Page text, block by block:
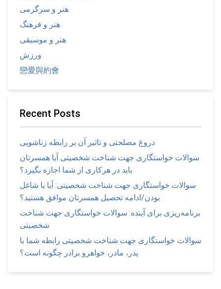
هنر و سرگرمی
هنر و فرهنگ
هنر و موسیقی
ورزش
戀愛與約會
Recent Posts
دروغ مصلحتی و تاثیر آن بر رابطه زناشویی
سوالات خواستگاری جهت شناخت شخصیتی آیا همسرتان
باید در هرکاری از شما اجازه بگیرد؟
سوالات خواستگاری جهت شناخت شخصیتی: آیا با شاغل
بودن/ادامه تحصیل همسرتان موافق هستید؟
برنامه‌ریزی برای آینده: سوالات خواستگاری جهت شناخت
شخصیتی
سوالات خواستگاری جهت شناخت شخصیتی رابطه شما با
پدر، مادر، خواهرو برادر چگونه است؟